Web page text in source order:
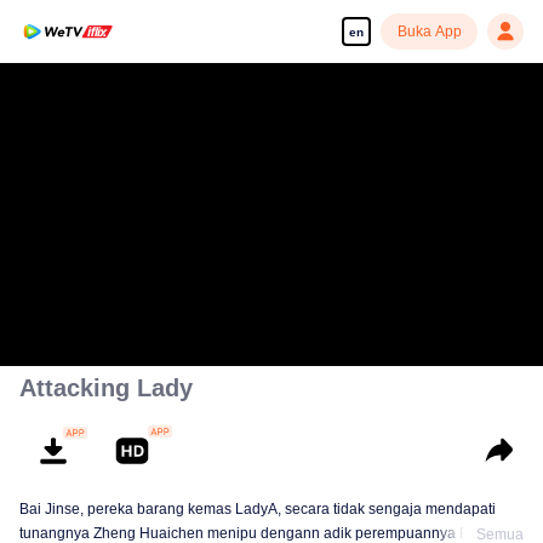
en Buka App
Attacking Lady
Bai Jinse, pereka barang kemas LadyA, secara tidak sengaja mendapati
tunangnya Zheng Huaichen menipu dengann adik perempuannya BaiSemua